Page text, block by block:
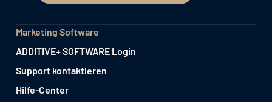
Marketing Software
ADDITIVE+ SOFTWARE Login
Support kontaktieren
Hilfe-Center